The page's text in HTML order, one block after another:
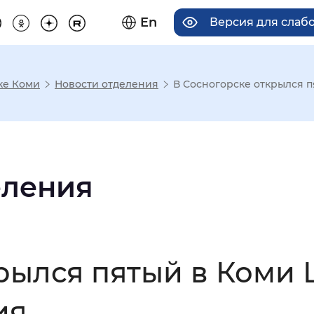
En Версия для
отображения
Увеличенный
Коми Новости отделения В Сосногорске открылся
пятый в